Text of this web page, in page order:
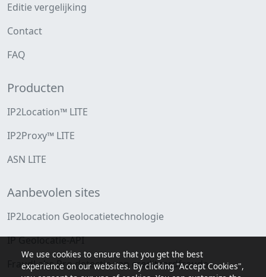
Editie vergelijking
Contact
FAQ
Producten
IP2Location™ LITE
IP2Proxy™ LITE
ASN LITE
Aanbevolen sites
IP2Location Geolocatietechnologie
IP Geolocatie-API
FraudLabs Pro detectie van creditcardfraude
We use cookies to ensure that you get the best
experience on our websites. By clicking "Accept Cookies",